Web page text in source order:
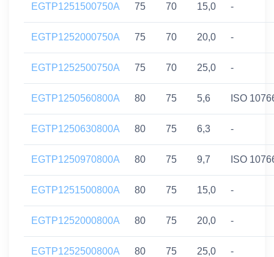
EGTP1251500750A 75 70 15,0 -
EGTP1252000750A 75 70 20,0 -
EGTP1252500750A 75 70 25,0 -
EGTP1250560800A 80 75 5,6 ISO
EGTP1250630800A 80 75 6,3 -
EGTP1250970800A 80 75 9,7 ISO
EGTP1251500800A 80 75 15,0 -
EGTP1252000800A 80 75 20,0 -
EGTP1252500800A 80 75 25,0 -